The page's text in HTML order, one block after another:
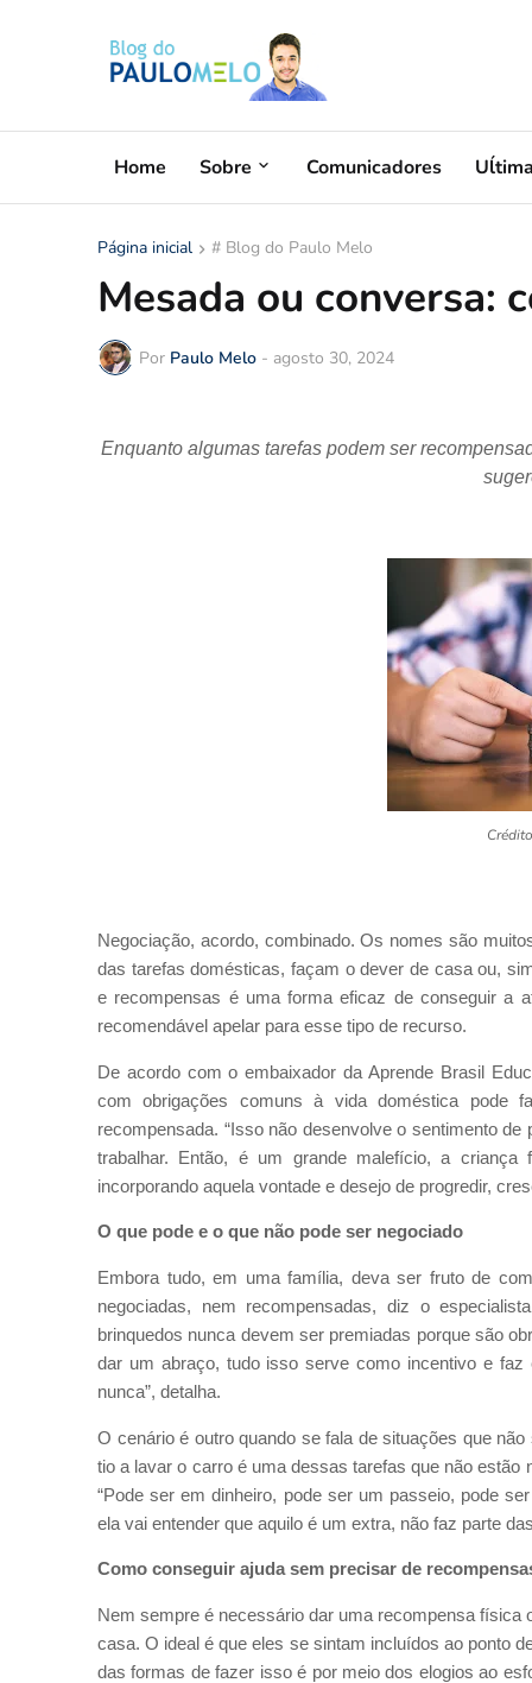
Home Sobre Comunicadores
Página inicial # Blog do Paulo Melo
Mesada ou conversa:
Por Paulo Melo - agosto 30, 2024
Enquanto algumas tarefas podem ser
Negociação, acordo, combinado. Os nomes são
das tarefas domésticas, façam o dever de casa ou,
e recompensas é uma forma eficaz de conseguir a
recomendável apelar para esse tipo de recurso.
De acordo com o embaixador da Aprende Brasil
com obrigações comuns à vida doméstica pode
recompensada. “Isso não desenvolve o sentimento
trabalhar. Então, é um grande malefício, a
incorporando aquela vontade e desejo de progredir,
O que pode e o que não pode ser negociado
Embora tudo, em uma família, deva ser fruto de
negociadas, nem recompensadas, diz o
brinquedos nunca devem ser premiadas porque são
dar um abraço, tudo isso serve como incentivo e
nunca”, detalha.
O cenário é outro quando se fala de situações que
tio a lavar o carro é uma dessas tarefas que não
“Pode ser em dinheiro, pode ser um passeio, pode
ela vai entender que aquilo é um extra, não faz parte
Como conseguir ajuda sem precisar de
Nem sempre é necessário dar uma recompensa
casa. O ideal é que eles se sintam incluídos ao ponto
das formas de fazer isso é por meio dos elogios ao